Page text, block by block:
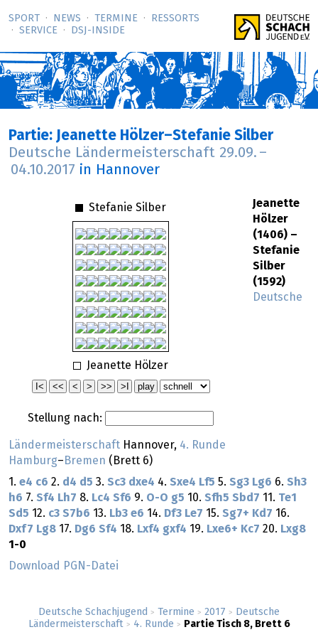
SPORT NEWS TERMINE
RESSORTS
SERVICE
DSJ-­INSIDE
Deutsche Schachjugend > Termine > 2017 >
Deutsche
Ländermeisterschaft > 4. Runde > Partie Tisch 8, Brett 6
Partie: Jeanette Hölzer–Stefanie Silber
Deutsche Ländermeisterschaft 29.09. –
04.10.2017 in Hannover
Stefanie Silber
Jeanette Hölzer
Stellung nach:
Jeanette
Hölzer
(1406) –
Stefanie
Silber
(1592)
Deutsche
Ländermeisterschaft Hannover, 4. Runde
Hamburg– Bremen (Brett 6)
1. e4 c6 2. d4 d5 3. Sc3 dxe4 4. Sxe4 Lf5 5. Sg3 Lg6 6. Sh3
h6 7. Sf4 Lh7 8. Lc4 Sf6 9. O-O g5 10. Sfh5 Sbd7 11. Te1
Sd5 12. c3 S7b6 13. Lb3 e6 14. Df3 Le7 15. Sg7+ Kd7 16.
Dxf7 Lg8 17. Dg6 Sf4 18. Lxf4 gxf4 19. Lxe6+ Kc7 20. Lxg8
1-0
Download PGN-Datei